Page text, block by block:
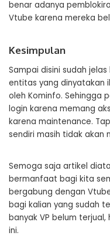
benar adanya
Vtube karena mereka
Kesimpulan
Sampai disini sudah
entitas yang dinyatakan
oleh Kominfo. Sehingga
login karena memang
karena maintenance.
sendiri masih tidak akan
Semoga saja artikel
bermanfaat bagi kita
bergabung dengan
bagi kalian yang sudah
banyak VP belum
ini.